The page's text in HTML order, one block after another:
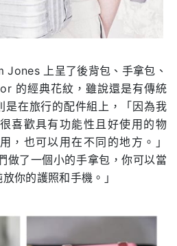
Jones 上呈了後背包、手拿包、
的經典花紋，雖說還是有傳統
是在旅行的配件組上，「因為我
喜歡具有功能性且好使用的物
，也可以用在不同的地方。」
做了一個小的手拿包，你可以當
你的護照和手機。」